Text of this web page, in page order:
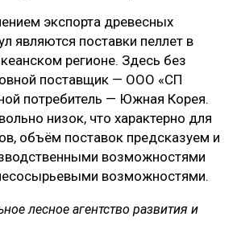
экспорта древесных
являются поставки пеллет в
регионе. Здесь без
поставщик — ООО «СП
потребитель — Южная Корея.
низок, что характерно для
объём поставок предсказуем и
возможностями
возможностями.
лесное агентство развития и